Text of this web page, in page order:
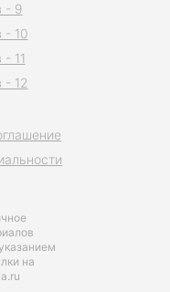
на
- 9
- 10
11
- 12